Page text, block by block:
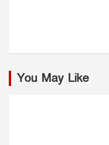
You May Like